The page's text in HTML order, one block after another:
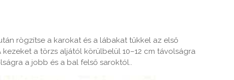
rögzítse a karokat és a lábakat tűkkel az első
a törzs aljától körülbelül 10–12 cm távolságra
a jobb és a bal felső saroktól..